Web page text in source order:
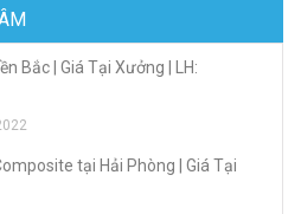
Bắc | Giá Tại Xưởng | LH:
tại Hải Phòng | Giá Tại